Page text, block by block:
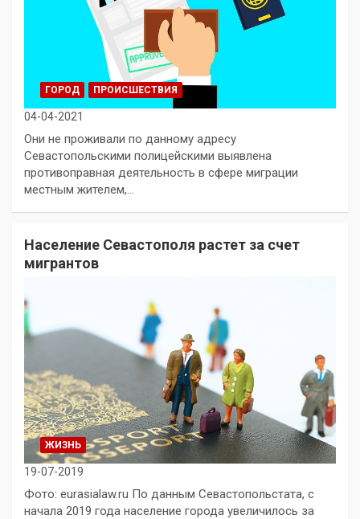
ГОРОД ПРОИСШЕСТВИЯ
04-04-2021
Они не проживали по данному адресу
Севастопольскими полицейскими выявлена
противоправная деятельность в сфере миграции
местным жителем,…
Население Севастополя растет за счет
мигрантов
ЖИЗНЬ
19-07-2019
Фото: eurasialaw.ru По данным Севастопольстата, с
начала 2019 года население города увеличилось за